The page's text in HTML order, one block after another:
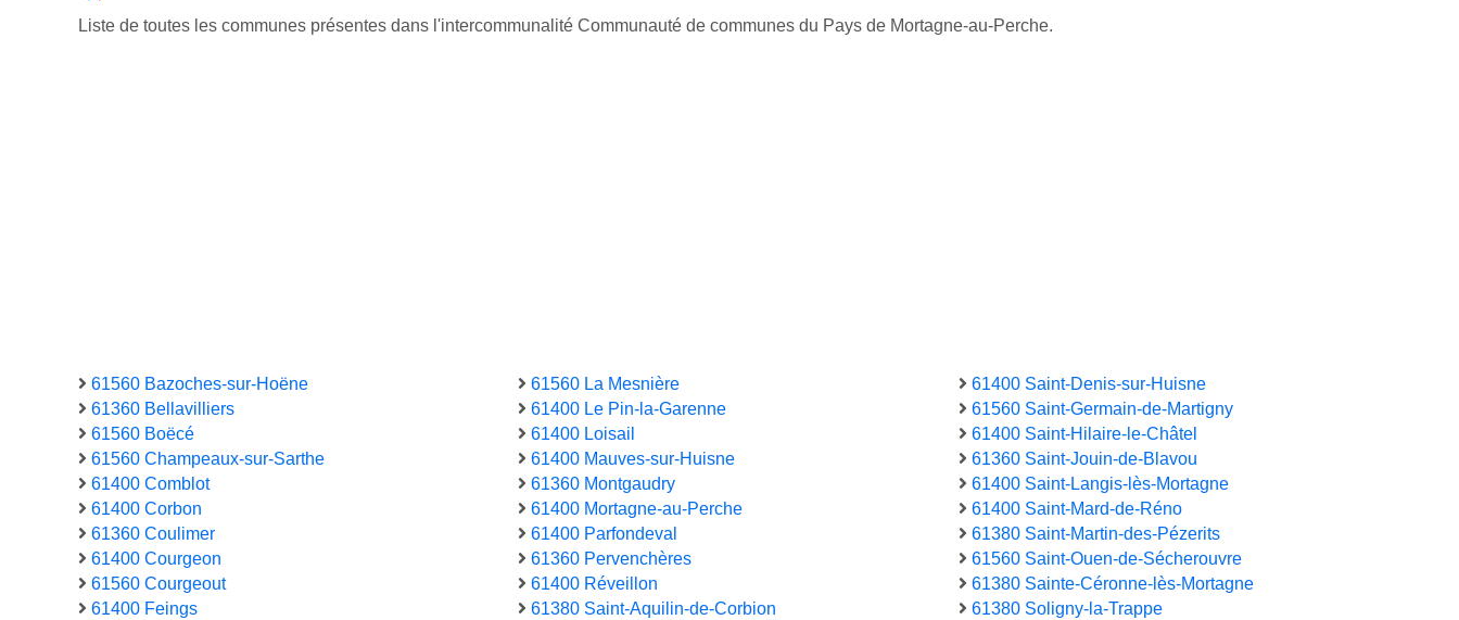
Liste de toutes les communes présentes dans l'intercommunalité Communauté de communes du Pays de Mortagne-au-Perche.
61560 Bazoches-sur-Hoëne
61360 Bellavilliers
61560 Boëcé
61560 Champeaux-sur-Sarthe
61400 Comblot
61400 Corbon
61360 Coulimer
61400 Courgeon
61560 Courgeout
61400 Feings
61560 La Mesnière
61400 Le Pin-la-Garenne
61400 Loisail
61400 Mauves-sur-Huisne
61360 Montgaudry
61400 Mortagne-au-Perche
61400 Parfondeval
61360 Pervenchères
61400 Réveillon
61380 Saint-Aquilin-de-Corbion
61400 Saint-Denis-sur-Huisne
61560 Saint-Germain-de-Martigny
61400 Saint-Hilaire-le-Châtel
61360 Saint-Jouin-de-Blavou
61400 Saint-Langis-lès-Mortagne
61400 Saint-Mard-de-Réno
61380 Saint-Martin-des-Pézerits
61560 Saint-Ouen-de-Sécherouvre
61380 Sainte-Céronne-lès-Mortagne
61380 Soligny-la-Trappe